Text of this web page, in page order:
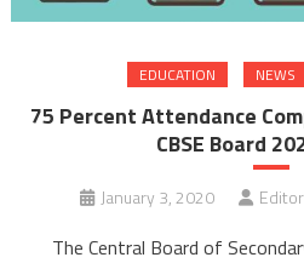
EDUCATION NEWS
75 Percent Attendance
CBSE Board
January 3, 2020 Editor
The Central Board of